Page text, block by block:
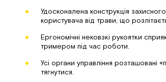
Удосконалена конструкція
користувача від трави, що
Ергономічні нековзкі рукоятки
тримером під час роботи.
Усі органи управління розташовані
тягнутися.